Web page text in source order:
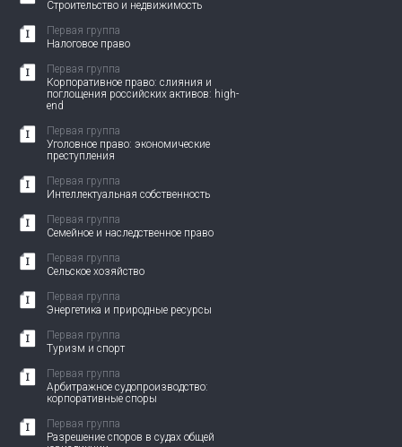
Строительство и недвижимость
Первая группа
Налоговое право
Первая группа
Корпоративное право: слияния и
поглощения российских активов: high-
end
Первая группа
Уголовное право: экономические
преступления
Первая группа
Интеллектуальная собственность
Первая группа
Семейное и наследственное право
Первая группа
Сельское хозяйство
Первая группа
Энергетика и природные ресурсы
Первая группа
Туризм и спорт
Первая группа
Арбитражное судопроизводство:
корпоративные споры
Первая группа
Разрешение споров в судах общей